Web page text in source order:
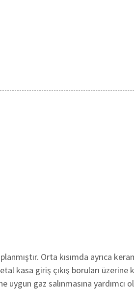
Orta kısımda ayrıca
kasa giriş çıkış boruları üzerine
gaz salınmasına yardımcı